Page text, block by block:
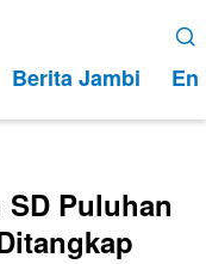
Berita Jambi
Puluhan